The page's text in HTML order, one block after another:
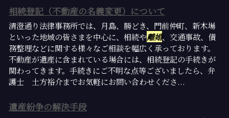
相続登記（不動産の名義変更）について
清澄通り法律事務所では、月島、勝どき、門前仲町、新木場
といった地域の皆さまを中心に、相続や離婚、交通事故、債
務整理などに関する様々なご相談を幅広く承っております。
不動産が遺産に含まれている場合には、相続登記の手続きが
関わってきます。手続きにご不明な点等ございましたら、弁
護士 土方裕介までお気軽にお問い合わせくださ...
遺産紛争の解決手段